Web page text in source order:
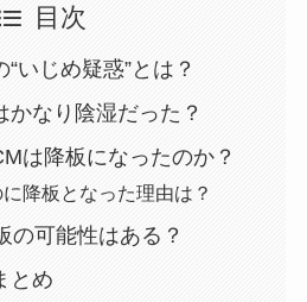
目次
いじめ疑惑”とは？
かなり陰湿だった？
は降板になったのか？
降板となった理由は？
の可能性はある？
とめ